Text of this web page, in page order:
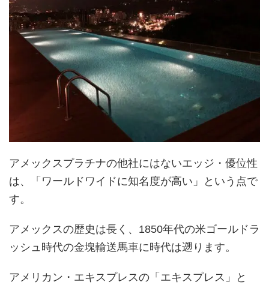
アメックスプラチナの他社にはないエッジ・優位性
は、「ワールドワイドに知名度が高い」という点で
す。
アメックスの歴史は長く、1850年代の米ゴールドラ
ッシュ時代の金塊輸送馬車に時代は遡ります。
アメリカン・エキスプレスの「エキスプレス」と